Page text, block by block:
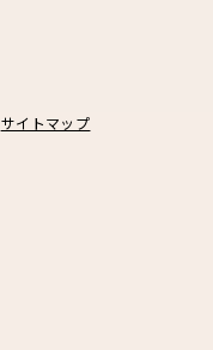
サイトマップ